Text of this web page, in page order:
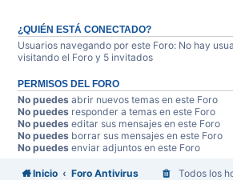
¿QUIÉN ESTÁ CONECTADO?
Usuarios navegando por este Foro: No hay
visitando el Foro y 5 invitados
PERMISOS DEL FORO
No puedes abrir nuevos temas en este Foro
No puedes responder a temas en este Foro
No puedes editar sus mensajes en este Foro
No puedes borrar sus mensajes en este Foro
No puedes enviar adjuntos en este Foro
Inicio Foro Antivirus Todos los